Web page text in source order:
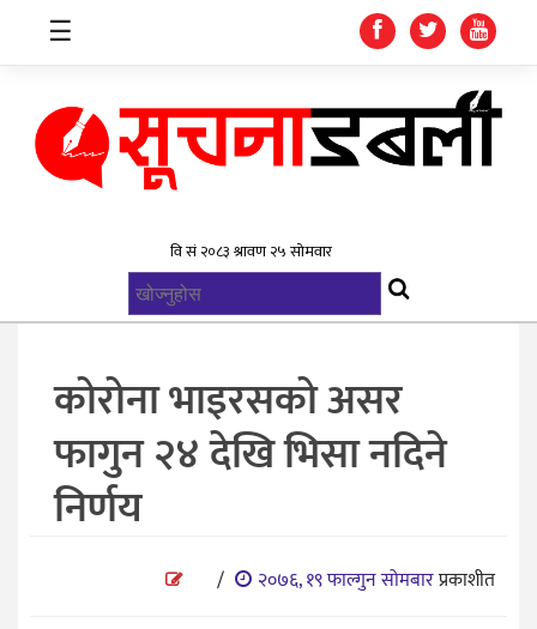
स्वास्थ्य
खेलकुद
मनोरन्जन
☰
कोरोना भाइरसको असर
फागुन २४ देखि भिसा नदिने
निर्णय
/ २०७६, १९ फाल्गुन सोमबारप्रकाशीत